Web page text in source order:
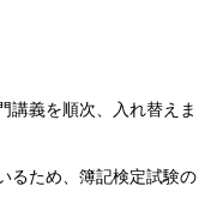
講義を順次、入れ替えま
るため、簿記検定試験の